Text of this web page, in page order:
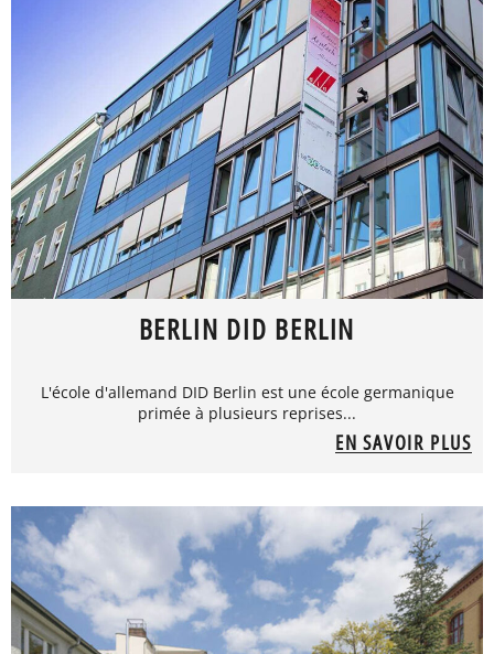
BERLIN DID BERLIN
L'école d'allemand DID Berlin est une école germanique
primée à plusieurs reprises...
EN SAVOIR PLUS